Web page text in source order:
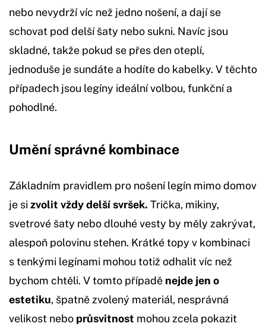
nebo nevydrží víc než jedno nošení, a dají se
schovat pod delší šaty nebo sukni. Navíc jsou
skladné, takže pokud se přes den oteplí,
jednoduše je sundáte a hodíte do kabelky. V těchto
případech jsou legíny ideální volbou, funkční a
pohodlné.
Umění správné kombinace
Základním pravidlem pro nošení legín mimo domov
je si zvolit vždy delší svršek. Trička, mikiny,
svetrové šaty nebo dlouhé vesty by měly zakrývat,
alespoň polovinu stehen. Krátké topy v kombinaci
s tenkými legínami mohou totiž odhalit víc než
bychom chtěli. V tomto případě nejde jen o
estetiku, špatně zvolený materiál, nesprávná
velikost nebo průsvitnost mohou zcela pokazit